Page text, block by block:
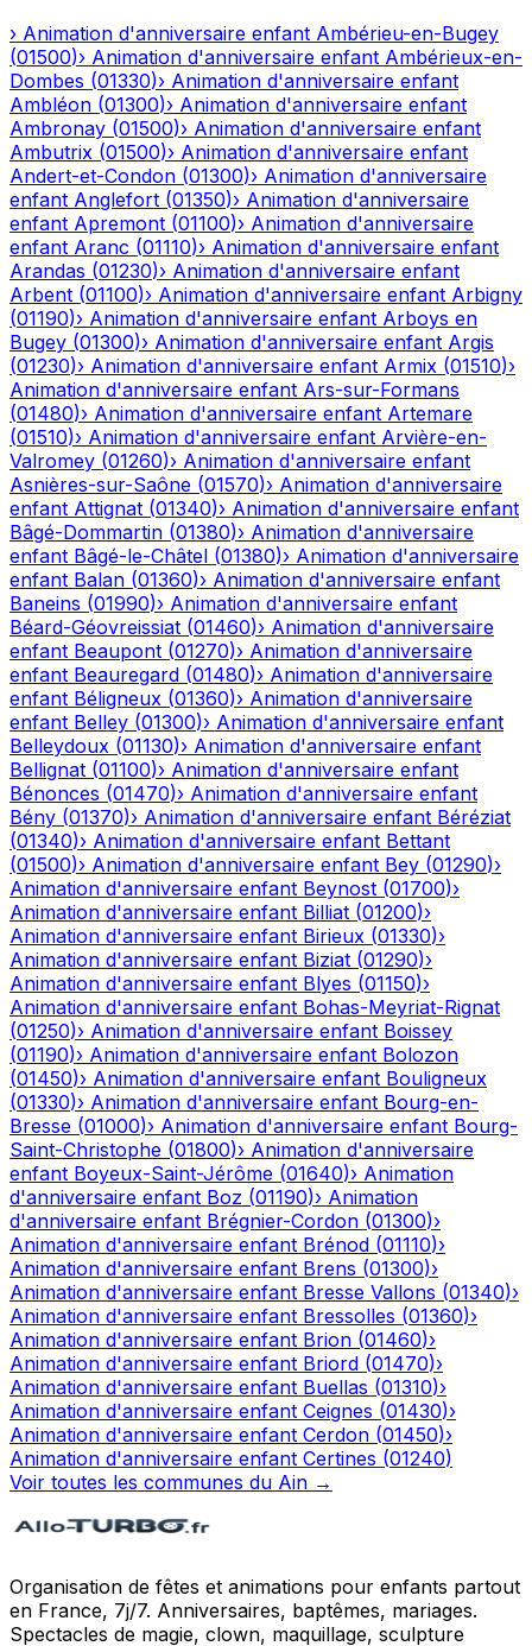
› Animation d'anniversaire enfant Ambérieu-en-Bugey
(01500)› Animation d'anniversaire enfant Ambérieux-en-
Dombes (01330)› Animation d'anniversaire enfant
Ambléon (01300)› Animation d'anniversaire enfant
Ambronay (01500)› Animation d'anniversaire enfant
Ambutrix (01500)› Animation d'anniversaire enfant
Andert-et-Condon (01300)› Animation d'anniversaire
enfant Anglefort (01350)› Animation d'anniversaire
enfant Apremont (01100)› Animation d'anniversaire
enfant Aranc (01110)› Animation d'anniversaire enfant
Arandas (01230)› Animation d'anniversaire enfant
Arbent (01100)› Animation d'anniversaire enfant Arbigny
(01190)› Animation d'anniversaire enfant Arboys en
Bugey (01300)› Animation d'anniversaire enfant Argis
(01230)› Animation d'anniversaire enfant Armix (01510)›
Animation d'anniversaire enfant Ars-sur-Formans
(01480)› Animation d'anniversaire enfant Artemare
(01510)› Animation d'anniversaire enfant Arvière-en-
Valromey (01260)› Animation d'anniversaire enfant
Asnières-sur-Saône (01570)› Animation d'anniversaire
enfant Attignat (01340)› Animation d'anniversaire enfant
Bâgé-Dommartin (01380)› Animation d'anniversaire
enfant Bâgé-le-Châtel (01380)› Animation d'anniversaire
enfant Balan (01360)› Animation d'anniversaire enfant
Baneins (01990)› Animation d'anniversaire enfant
Béard-Géovreissiat (01460)› Animation d'anniversaire
enfant Beaupont (01270)› Animation d'anniversaire
enfant Beauregard (01480)› Animation d'anniversaire
enfant Béligneux (01360)› Animation d'anniversaire
enfant Belley (01300)› Animation d'anniversaire enfant
Belleydoux (01130)› Animation d'anniversaire enfant
Bellignat (01100)› Animation d'anniversaire enfant
Bénonces (01470)› Animation d'anniversaire enfant
Bény (01370)› Animation d'anniversaire enfant Béréziat
(01340)› Animation d'anniversaire enfant Bettant
(01500)› Animation d'anniversaire enfant Bey (01290)›
Animation d'anniversaire enfant Beynost (01700)›
Animation d'anniversaire enfant Billiat (01200)›
Animation d'anniversaire enfant Birieux (01330)›
Animation d'anniversaire enfant Biziat (01290)›
Animation d'anniversaire enfant Blyes (01150)›
Animation d'anniversaire enfant Bohas-Meyriat-Rignat
(01250)› Animation d'anniversaire enfant Boissey
(01190)› Animation d'anniversaire enfant Bolozon
(01450)› Animation d'anniversaire enfant Bouligneux
(01330)› Animation d'anniversaire enfant Bourg-en-
Bresse (01000)› Animation d'anniversaire enfant Bourg-
Saint-Christophe (01800)› Animation d'anniversaire
enfant Boyeux-Saint-Jérôme (01640)› Animation
d'anniversaire enfant Boz (01190)› Animation
d'anniversaire enfant Brégnier-Cordon (01300)›
Animation d'anniversaire enfant Brénod (01110)›
Animation d'anniversaire enfant Brens (01300)›
Animation d'anniversaire enfant Bresse Vallons (01340)›
Animation d'anniversaire enfant Bressolles (01360)›
Animation d'anniversaire enfant Brion (01460)›
Animation d'anniversaire enfant Briord (01470)›
Animation d'anniversaire enfant Buellas (01310)›
Animation d'anniversaire enfant Ceignes (01430)›
Animation d'anniversaire enfant Cerdon (01450)›
Animation d'anniversaire enfant Certines (01240)
Voir toutes les communes du Ain →
Organisation de fêtes et animations pour enfants partout
en France, 7j/7. Anniversaires, baptêmes, mariages.
Spectacles de magie, clown, maquillage, sculpture